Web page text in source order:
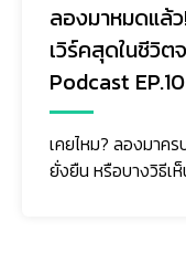
ลองมาหมดแล้
เวิร์คสุดในชีวิ
Podcast
เคยไหม? ลองมาค
ยั่งยืน หรือบางวิธีเ